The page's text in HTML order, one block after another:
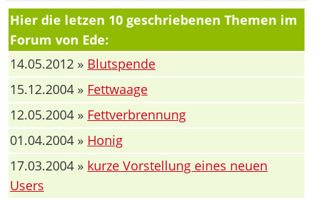
Hier die letzen 10 geschriebenen Themen im
Forum von Ede:
14.05.2012 » Blutspende
15.12.2004 » Fettwaage
12.05.2004 » Fettverbrennung
01.04.2004 » Honig
17.03.2004 » kurze Vorstellung eines neuen
Users